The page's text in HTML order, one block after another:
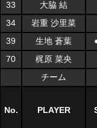
33
大脇 結
34
岩重 沙里菜
39
生地 蒼葉
70
梶原 菜央
チーム
No. PLAYER